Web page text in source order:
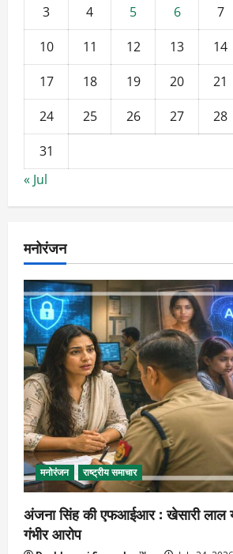
3
4 5 6 7
10
11 12 13 14
17
18 19 20 21
24
25 26 27 28
31
« Jul
मनोरंजन
मनोरंजन राष्ट्रीय समाचार
अंजना सिंह की एफआईआर : खेसारी लाल
गंभीर आरोप